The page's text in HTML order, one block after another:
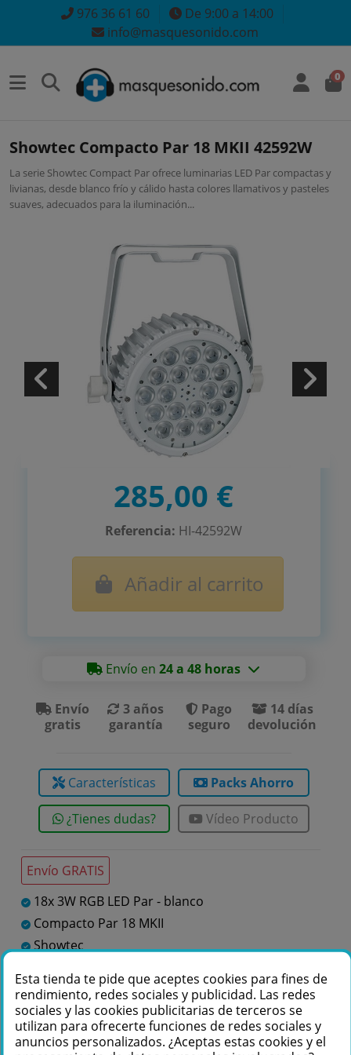
976 36 61 60
De 9:00 a 14:00
info@masquesonido.com
0
Showtec Compacto Par 18 MKII 42592W
La serie Showtec Compact Par ofrece luminarias LED Par compactas y
livianas, desde blanco frío y cálido hasta colores llamativos y pasteles
suaves, adecuados para la iluminación...
Envío GRATIS
18x 3W RGB LED Par - blanco
Compacto Par 18 MKII
Showtec
Te podemos ayudar
+34 976 36 61 60
285,00 €
Referencia: HI-42592W
Añadir al carrito
Envío en24 a 48 horas
Envío
gratis
3 años
garantía
Pago
seguro
14 días
devolución
Características Packs Ahorro
¿Tienes dudas? Vídeo Producto
Esta tienda te pide que aceptes cookies para fines de
rendimiento, redes sociales y publicidad. Las redes
sociales y las cookies publicitarias de terceros se
utilizan para ofrecerte funciones de redes sociales y
anuncios personalizados. ¿Aceptas estas cookies y el